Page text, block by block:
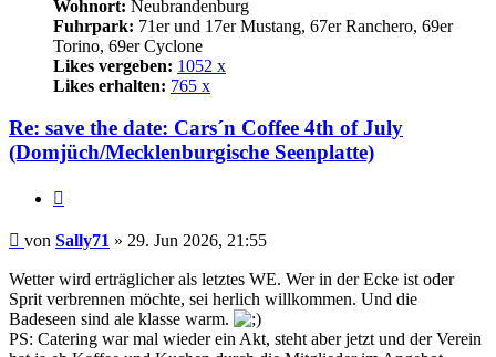
Wohnort: Neubrandenburg
Fuhrpark: 71er und 17er Mustang, 67er Ranchero, 69er
Torino, 69er Cyclone
Likes vergeben: 1052 x
Likes erhalten: 765 x
Re: save the date: Cars´n Coffee 4th of July
(Domjüch/Mecklenburgische Seenplatte)
Beitrag
von Sally71 » 29. Jun 2026, 21:55
Wetter wird erträglicher als letztes WE. Wer in der Ecke ist oder
Sprit verbrennen möchte, sei herlich willkommen. Und die
Badeseen sind ale klasse warm.
PS: Catering war mal wieder ein Akt, steht aber jetzt und der Verein